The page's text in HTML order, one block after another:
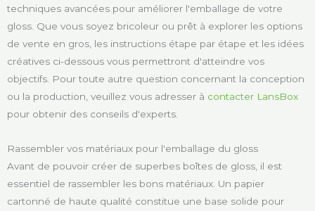
techniques avancées pour améliorer l'emballage de votre
gloss. Que vous soyez bricoleur ou prêt à explorer les options
de vente en gros, les instructions étape par étape et les idées
créatives ci-dessous vous permettront d'atteindre vos
objectifs. Pour toute autre question concernant la conception
ou la production, veuillez vous adresser à contacter LansBox
pour obtenir des conseils d'experts.
Rassembler vos matériaux pour l'emballage du gloss
Avant de pouvoir créer de superbes boîtes de gloss, il est
essentiel de rassembler les bons matériaux. Un papier
cartonné de haute qualité constitue une base solide pour